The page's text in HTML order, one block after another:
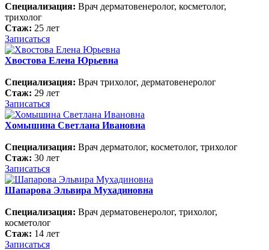
Специализация: Врач дерматовенеролог, косметолог,
трихолог
Стаж: 25 лет
Записаться
Хвостова Елена Юрьевна
Специализация: Врач трихолог, дерматовенеролог
Стаж: 29 лет
Записаться
Хомышина Светлана Ивановна
Специализация: Врач дерматолог, косметолог, трихолог
Стаж: 30 лет
Записаться
Шапарова Эльвира Мухадиновна
Специализация: Врач дерматовенеролог, трихолог,
косметолог
Стаж: 14 лет
Записаться